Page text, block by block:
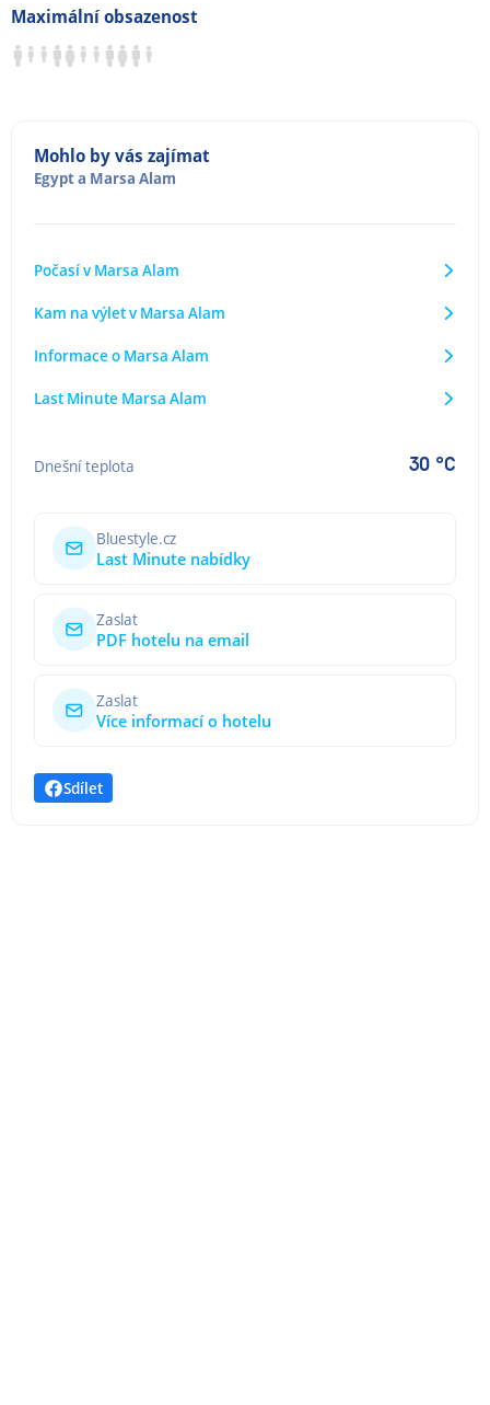
Maximální obsazenost
Mohlo by vás zajímat
Egypta Marsa Alam
Počasí v Marsa Alam
Kam na výlet v Marsa Alam
Informace o Marsa Alam
Last Minute Marsa Alam
Dnešní teplota 30 °C
Bluestyle.cz
Last Minute nabídky
Zaslat
PDF hotelu na email
Zaslat
Více informací o hotelu
Sdílet